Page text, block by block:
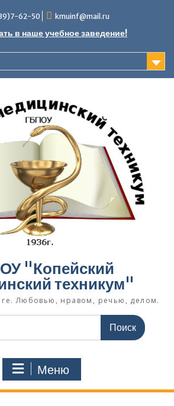
62-50 kmuinf@mail.ru
в наше учебное заведение!
"Копейский
техникум"
Любовью, нравом, речью, делом.
Меню